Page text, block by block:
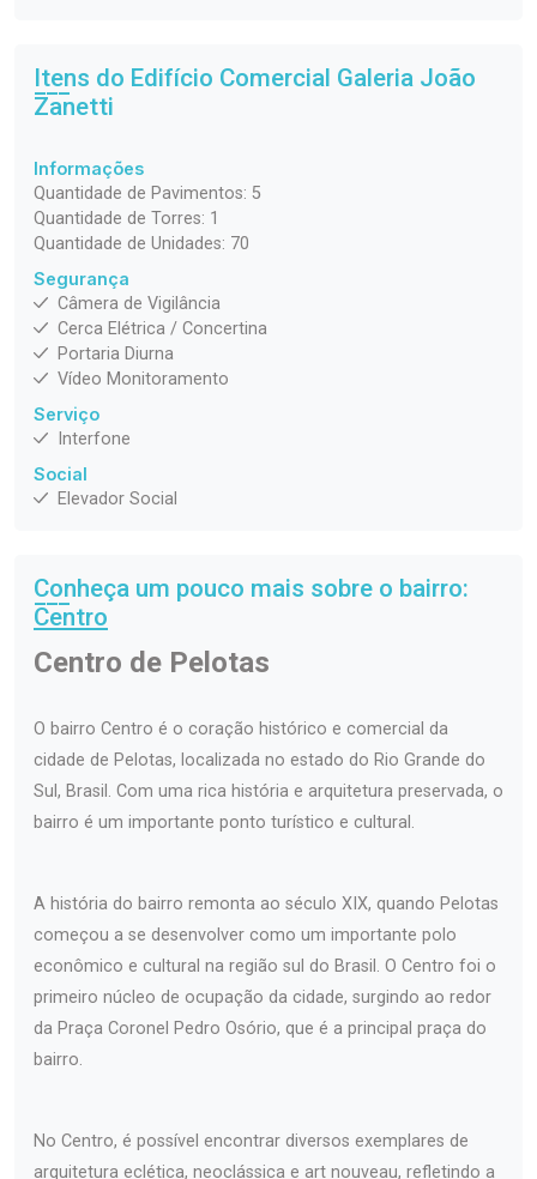
Itens do Edifício Comercial Galeria João
Zanetti
Informações
Quantidade de Pavimentos: 5
Quantidade de Torres: 1
Quantidade de Unidades: 70
Segurança
Câmera de Vigilância
Cerca Elétrica / Concertina
Portaria Diurna
Vídeo Monitoramento
Serviço
Interfone
Social
Elevador Social
Conheça um pouco mais sobre o bairro:
Centro
Centro de Pelotas
O bairro Centro é o coração histórico e comercial da
cidade de Pelotas, localizada no estado do Rio Grande do
Sul, Brasil. Com uma rica história e arquitetura preservada, o
bairro é um importante ponto turístico e cultural.
A história do bairro remonta ao século XIX, quando Pelotas
começou a se desenvolver como um importante polo
econômico e cultural na região sul do Brasil. O Centro foi o
primeiro núcleo de ocupação da cidade, surgindo ao redor
da Praça Coronel Pedro Osório, que é a principal praça do
bairro.
No Centro, é possível encontrar diversos exemplares de
arquitetura eclética, neoclássica e art nouveau, refletindo a